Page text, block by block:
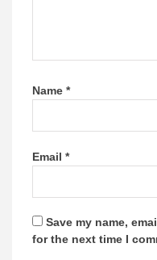
Name *
Email *
Save my name,
for the next time I